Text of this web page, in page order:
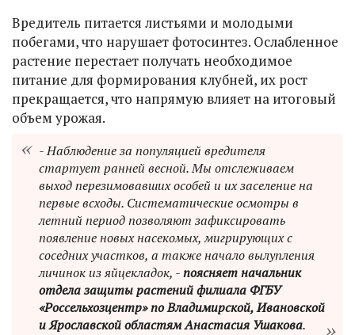
Вредитель питается листьями и молодыми
побегами, что нарушает фотосинтез. Ослабленное
растение перестает получать необходимое
питание для формирования клубней, их рост
прекращается, что напрямую влияет на итоговый
объем урожая.
- Наблюдение за популяцией вредителя
стартует ранней весной. Мы отслеживаем
выход перезимовавших особей и их заселение на
первые всходы. Систематические осмотры в
летний период позволяют зафиксировать
появление новых насекомых, мигрирующих с
соседних участков, а также начало вылупления
личинок из яйцекладок, -поясняет начальник
отдела защиты растений филиала ФГБУ
«Россельхозцентр» по Владимирской, Ивановской
и Ярославской областям Анастасия Ушакова.